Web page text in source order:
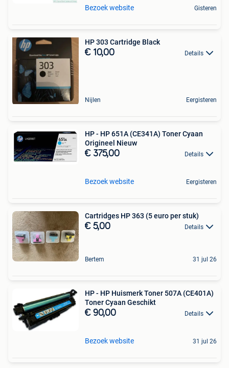
Bezoek website Gisteren
HP 303 Cartridge Black
€ 10,00 Details
Nijlen Eergisteren
HP - HP 651A (CE341A) Toner Cyaan
Origineel Nieuw
€ 375,00 Details
Bezoek website Eergisteren
Cartridges HP 363 (5 euro per stuk)
€ 5,00 Details
Bertem 31 jul 26
HP - HP Huismerk Toner 507A (CE401A)
Toner Cyaan Geschikt
€ 90,00 Details
Bezoek website 31 jul 26